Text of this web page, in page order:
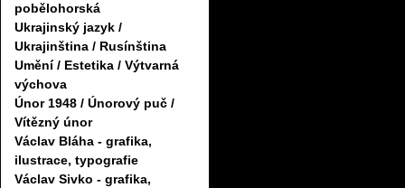
pobělohorská
Ukrajinský jazyk /
Ukrajinština / Rusínština
Umění / Estetika / Výtvarná
výchova
Únor 1948 / Únorový puč /
Vítězný únor
Václav Bláha - grafika,
ilustrace, typografie
Václav Sivko - grafika,